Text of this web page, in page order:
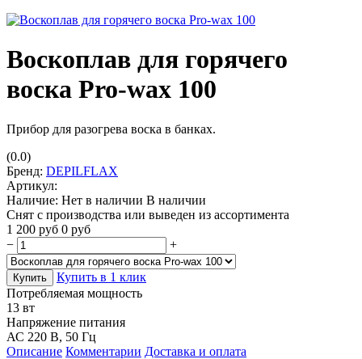
Воскоплав для горячего
воска Pro-wax 100
Прибор для разогрева воска в банках.
(0.0)
Бренд: DEPILFLAX
Артикул:
Наличие: Нет в наличии В наличии
Снят с производства или выведен из ассортимента
1 200 руб 0 руб
−
+
Купить
Купить в 1 клик
Потребляемая мощность
13 вт
Напряжение питания
АС 220 В, 50 Гц
Описание Комментарии Доставка и оплата